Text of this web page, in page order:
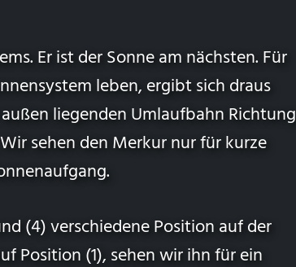
Er ist der Sonne am nächsten. Für
leben, ergibt sich draus
liegenden Umlaufbahn Richtung
sehen den Merkur nur für kurze
(4) verschiedene Position auf der
Position (1), sehen wir ihn für ein